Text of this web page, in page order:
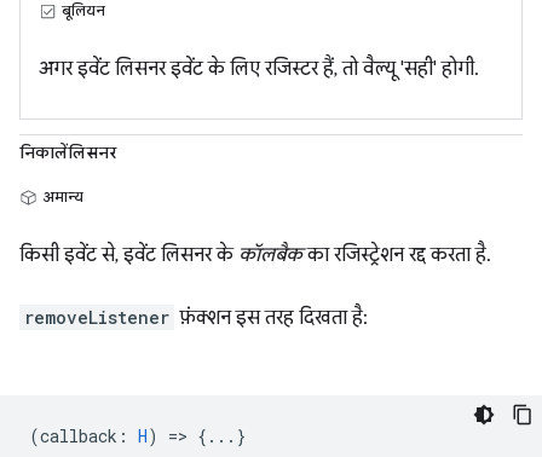
बूलियन
अगर इवेंट लिसनर इवेंट के लिए रजिस्टर हैं, तो वैल्यू 'सही' होगी.
निकालेंलिसनर
अमान्य
किसी इवेंट से, इवेंट लिसनर के कॉलबैकका रजिस्ट्रेशन रद्द करता है.
removeListener फ़ंक्शन इस तरह दिखता है:
(callback : H) => {...}